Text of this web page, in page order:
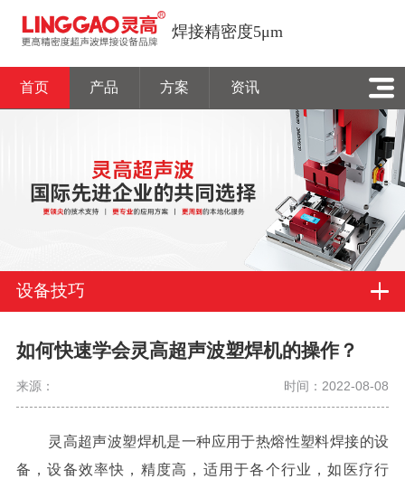
焊接精密度5μm
首页 产品 方案 资讯
设备技巧
如何快速学会灵高超声波塑焊机的操作？
来源： 时间：2022-08-08
灵高超声波塑焊机是一种应用于热熔性塑料焊接的设
备，设备效率快，精度高，适用于各个行业，如医疗行